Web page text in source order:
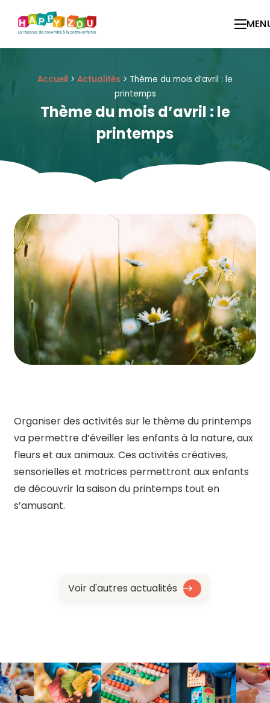
Accueil > Actualités > Thème du mois d’avril : le
printemps
Thème du mois d’avril : le
printemps
Organiser des activités sur le thème du printemps
va permettre d’éveiller les enfants à la nature, aux
fleurs et aux animaux. Ces activités créatives,
sensorielles et motrices permettront aux enfants
de découvrir la saison du printemps tout en
s’amusant.
Voir d'autres actualités